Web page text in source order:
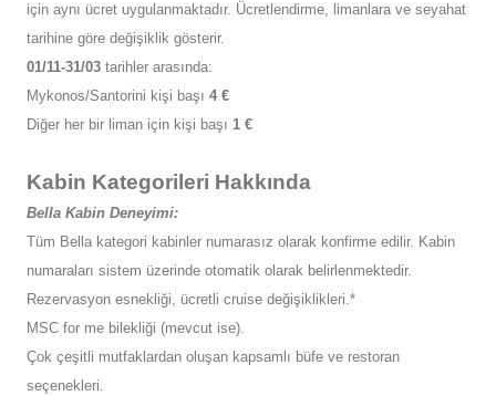
için aynı ücret uygulanmaktadır. Ücretlendirme, limanlara ve seyahat
tarihine göre değişiklik gösterir.
01/11-31/03 tarihler arasında:
Mykonos/Santorini kişi başı 4 €
Diğer her bir liman için kişi başı 1 €
Kabin Kategorileri Hakkında
Bella Kabin Deneyimi:
Tüm Bella kategori kabinler numarasız olarak konfirme edilir. Kabin
numaraları sistem üzerinde otomatik olarak belirlenmektedir.
Rezervasyon esnekliği, ücretli cruise değişiklikleri.*
MSC for me bilekliği (mevcut ise).
Çok çeşitli mutfaklardan oluşan kapsamlı büfe ve restoran
seçenekleri.